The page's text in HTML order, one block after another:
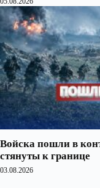
Войска пошли в
стянуты к границе
03.08.2026